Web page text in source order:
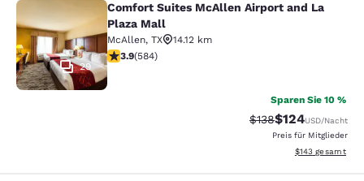
Comfort Suites McAllen Airport and
29
Comfort Suites McAllen Airport and La
Plaza Mall
McAllen, TX
14.12 km
3.94-Sterne-Bewertung. Gut. 584 Bewertungen
3.9(584)
Sparen Sie 10 %
Durchgestrichener
$138Vergünstigter
$124USD/Nacht
Preis für Mitglieder
Geschätzte
$143 gesamt